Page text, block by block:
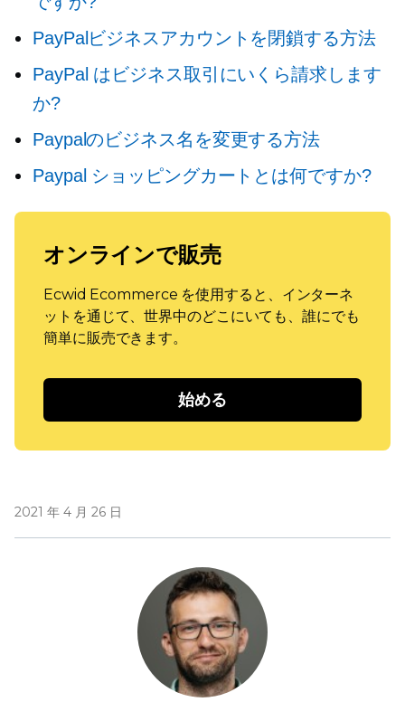
PayPalビジネスアカウントを閉鎖する方法
PayPal はビジネス取引にいくら請求します
か?
Paypalのビジネス名を変更する方法
Paypal ショッピングカートとは何ですか?
オンラインで販売
Ecwid Ecommerce を使用すると、インターネ
ットを通じて、世界中のどこにいても、誰にでも
簡単に販売できます。
始める
2021 年 4 月 26 日